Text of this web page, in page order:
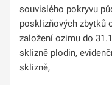
souvislého pokryvu
posklizňových zbytků
založení ozimu do
sklizně plodin,
sklizně,